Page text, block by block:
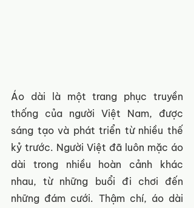
Áo dài là một trang phục truyền
thống của người Việt Nam, được
sáng tạo và phát triển từ nhiều thế
kỷ trước. Người Việt đã luôn mặc áo
dài trong nhiều hoàn cảnh khác
nhau, từ những buổi đi chơi đến
những đám cưới. Thậm chí, áo dài